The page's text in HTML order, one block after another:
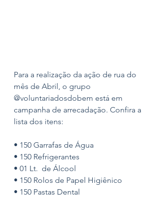
Para a realização da ação de rua do
mês de Abril, o grupo
@voluntariadosdobem está em
campanha de arrecadação. Confira a
lista dos itens:
• 150 Garrafas de Água
• 150 Refrigerantes
• 01 Lt.  de Álcool
• 150 Rolos de Papel Higiênico
• 150 Pastas Dental